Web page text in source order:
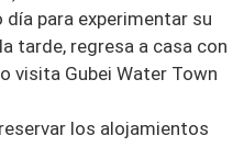
para experimentar su
tarde, regresa a casa con
visita Gubei Water Town
los alojamientos